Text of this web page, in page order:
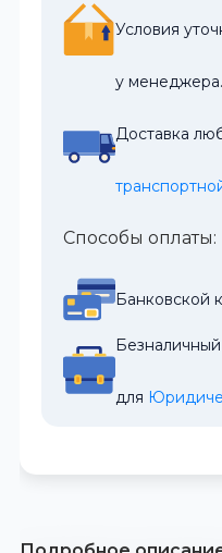
Условия
у менеджера.
Доставка
Способы оплаты:
Банковской
для